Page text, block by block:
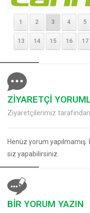
1 2 3 4 5
13 14 15 16 17
ZİYARETÇİ
Ziyaretçilerimiz
Henüz yorum yapılmamış.
siz yapabilirsiniz.
BİR YORUM YAZIN